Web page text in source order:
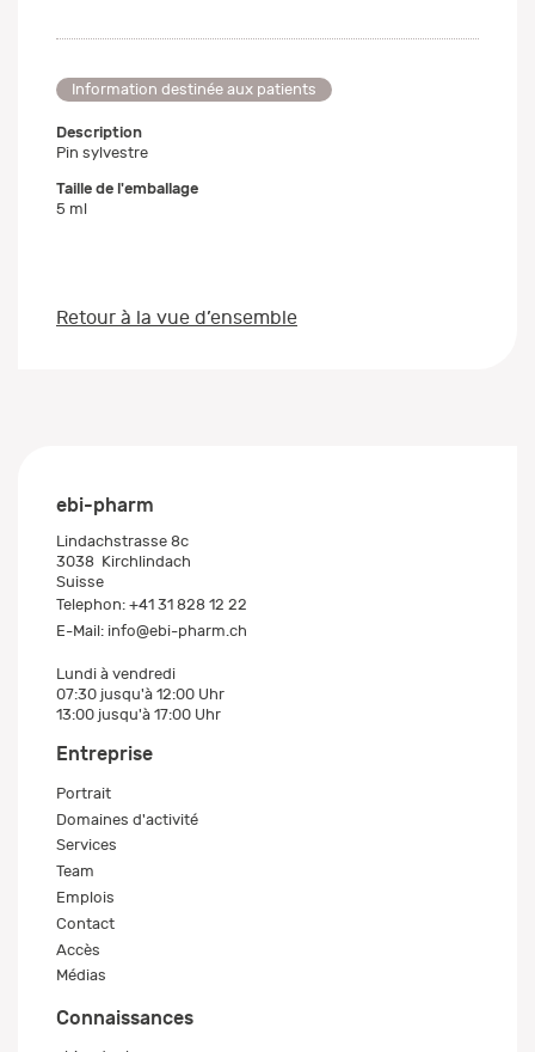
Information destinée aux patients
Description
Pin sylvestre
Taille de l'emballage
5 ml
Retour à la vue d’ensemble
ebi-pharm
Lindachstrasse 8c
3038 Kirchlindach
Suisse
Telephon: +41 31 828 12 22
E-Mail: info@ebi-pharm.ch
Lundi à vendredi
07:30 jusqu'à 12:00 Uhr
13:00 jusqu'à 17:00 Uhr
Entreprise
Portrait
Domaines d'activité
Services
Team
Emplois
Contact
Accès
Médias
Connaissances